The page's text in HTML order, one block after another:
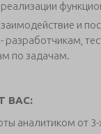
и
разработчикам,
по задачам.
ВАС:
аналитиком от 3-